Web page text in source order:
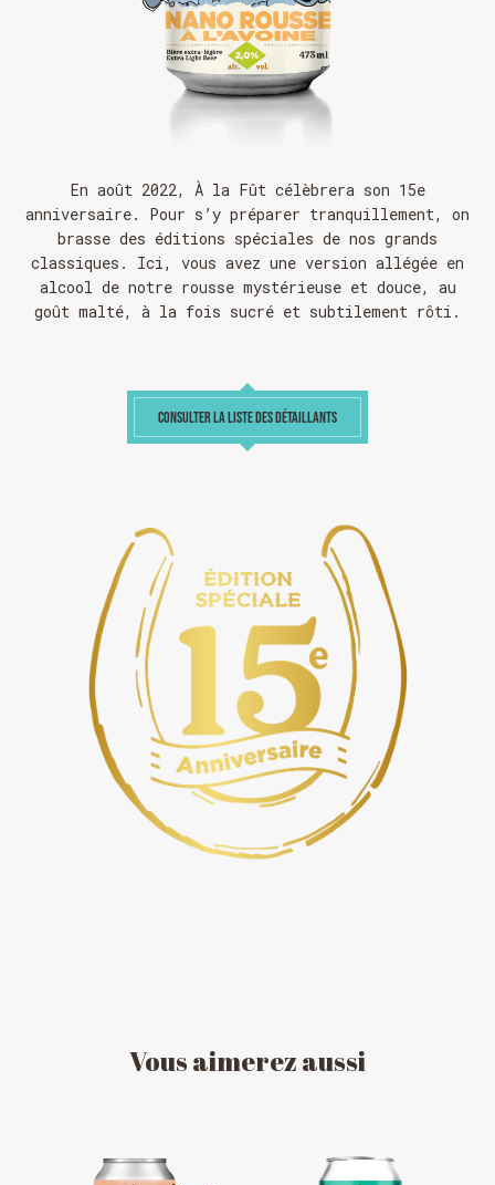
En août 2022, À la Fût célèbrera son 15e
anniversaire. Pour s’y préparer tranquillement, on
brasse des éditions spéciales de nos grands
classiques. Ici, vous avez une version allégée en
alcool de notre rousse mystérieuse et douce, au
goût malté, à la fois sucré et subtilement rôti.
CONSULTER LA LISTE DES DÉTAILLANTS
Vousaimerezaussi
FERMÉ 31 déc. et 01 janvier